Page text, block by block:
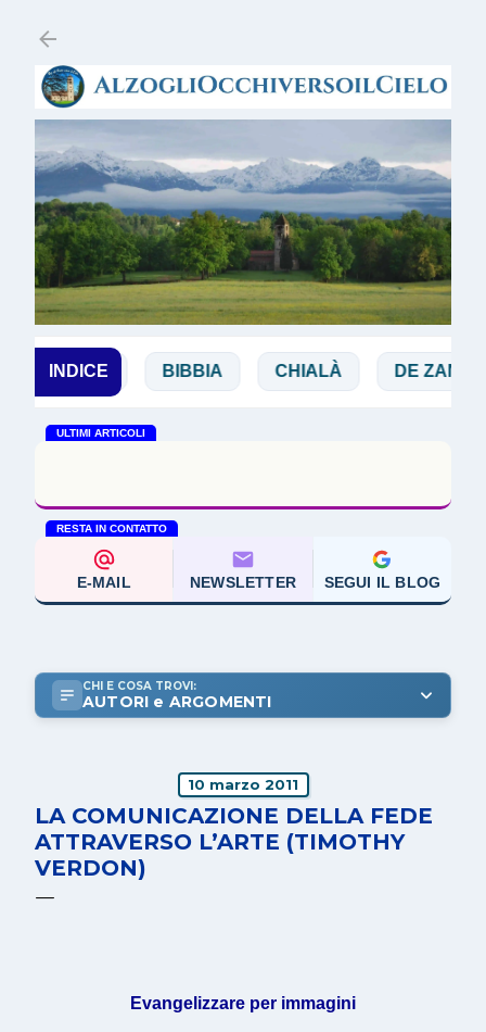
INDICE
BIANCHI BIBBIA CHIALÀ DE ZAN
ULTIMI ARTICOLI
RESTA IN CONTATTO
E-MAIL NEWSLETTER SEGUI IL BLOG
CHI E COSA TROVI:
AUTORI e ARGOMENTI
10 marzo 2011
LA COMUNICAZIONE DELLA FEDE
ATTRAVERSO L’ARTE (TIMOTHY
VERDON)
Evangelizzare per immagini